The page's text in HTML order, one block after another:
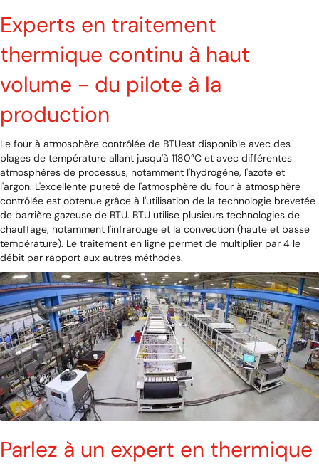
Experts en traitement
thermique continu à haut
volume - du pilote à la
production
Le four à atmosphère contrôlée de BTUest disponible avec des
plages de température allant jusqu'à 1180°C et avec différentes
atmosphères de processus, notamment l'hydrogène, l'azote et
l'argon. L'excellente pureté de l'atmosphère du four à atmosphère
contrôlée est obtenue grâce à l'utilisation de la technologie brevetée
de barrière gazeuse de BTU. BTU utilise plusieurs technologies de
chauffage, notamment l'infrarouge et la convection (haute et basse
température). Le traitement en ligne permet de multiplier par 4 le
débit par rapport aux autres méthodes.
Parlez à un expert en thermique